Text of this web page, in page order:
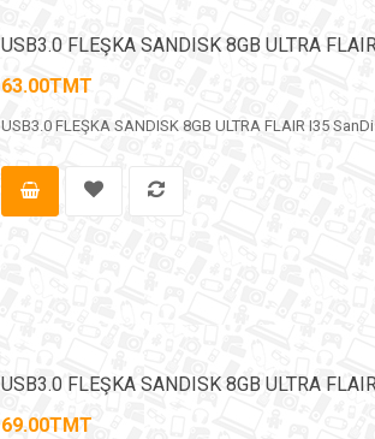
USB3.0 FLEŞKA SANDISK 8GB ULTRA
63.00TMT
USB3.0 FLEŞKA SANDISK 8GB ULTRA FLAIR I35
USB3.0 FLEŞKA SANDISK 8GB ULTRA
69.00TMT